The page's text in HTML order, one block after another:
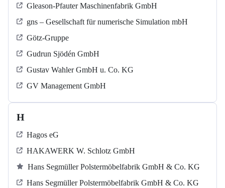
Gleason-Pfauter Maschinenfabrik GmbH
gns – Gesellschaft für numerische Simulation mbH
Götz-Gruppe
Gudrun Sjödén GmbH
Gustav Wahler GmbH u. Co. KG
GV Management GmbH
H
Hagos eG
HAKAWERK W. Schlotz GmbH
Hans Segmüller Polstermöbelfabrik GmbH & Co. KG
Hans Segmüller Polstermöbelfabrik GmbH & Co. KG